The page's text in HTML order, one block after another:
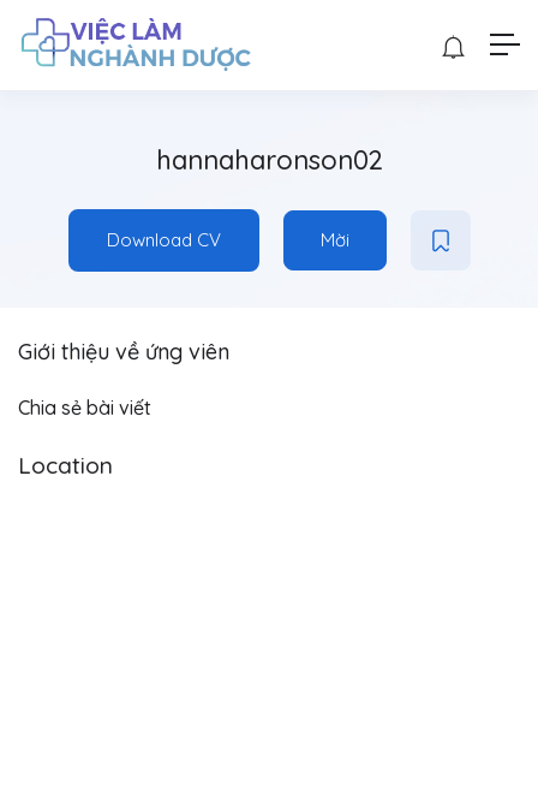
hannaharonson02
Download CV Mời
Giới thiệu về ứng viên
Chia sẻ bài viết
Location